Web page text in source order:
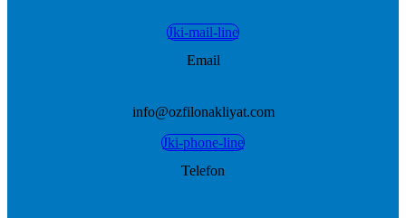
Jki-mail-line
Email
info@ozfilonakliyat.com
Jki-phone-line
Telefon